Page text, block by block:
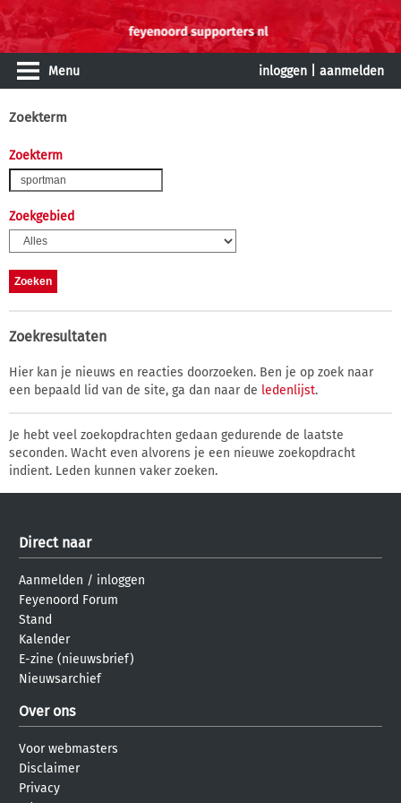
Menu inloggen aanmelden
Zoekterm
Zoekterm
Zoekgebied
Zoekresultaten
Hier kan je nieuws en reacties doorzoeken. Ben je op zoek naar
een bepaald lid van de site, ga dan naar de ledenlijst.
Je hebt veel zoekopdrachten gedaan gedurende de laatste
seconden. Wacht even alvorens je een nieuwe zoekopdracht
indient. Leden kunnen vaker zoeken.
Direct naar
Aanmelden / inloggen
Feyenoord Forum
Stand
Kalender
E-zine (nieuwsbrief)
Nieuwsarchief
Over ons
Voor webmasters
Disclaimer
Privacy